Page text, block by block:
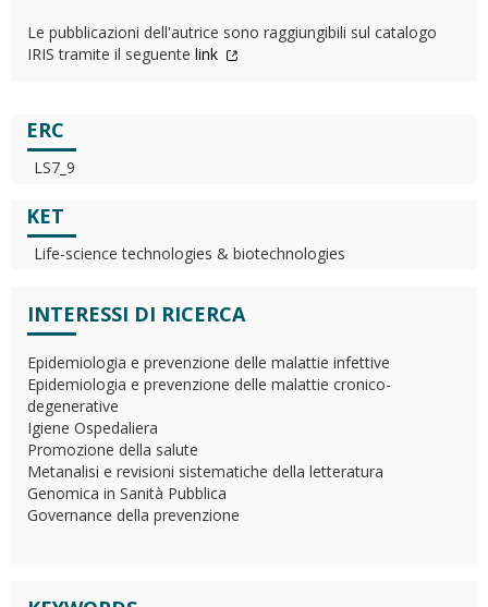
Le pubblicazioni dell'autrice sono raggiungibili sul catalogo
IRIS tramite il seguente link
ERC
LS7_9
KET
Life-science technologies & biotechnologies
INTERESSI DI RICERCA
Epidemiologia e prevenzione delle malattie infettive
Epidemiologia e prevenzione delle malattie cronico-
degenerative
Igiene Ospedaliera
Promozione della salute
Metanalisi e revisioni sistematiche della letteratura
Genomica in Sanità Pubblica
Governance della prevenzione